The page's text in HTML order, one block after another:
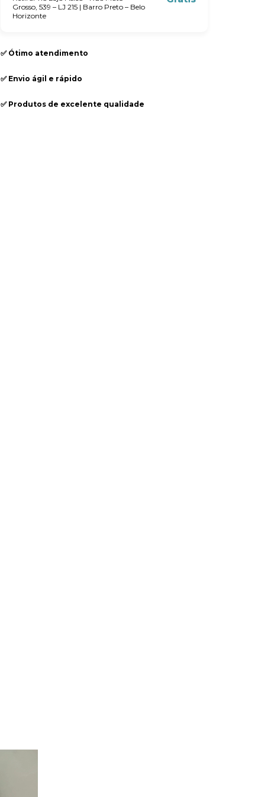
Grosso, 539 – LJ 215 | Barro Preto – Belo
Horizonte
✅ Ótimo atendimento
✅ Envio ágil e rápido
✅ Produtos de excelente qualidade